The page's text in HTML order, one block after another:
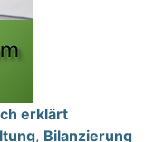
erklärt
, Bilanzierung